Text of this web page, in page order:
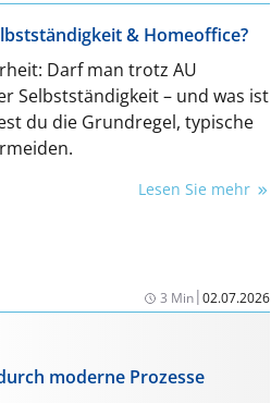
& Homeoffice?
Darf man trotz AU
Selbstständigkeit – und was ist
du die Grundregel, typische
Lesen Sie mehr
3 Min|02.07.2026
moderne Prozesse